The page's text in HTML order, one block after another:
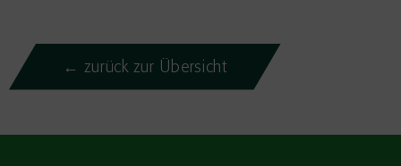
← zurück zur Übersicht